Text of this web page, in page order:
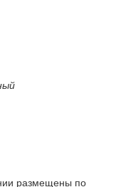
размещены по